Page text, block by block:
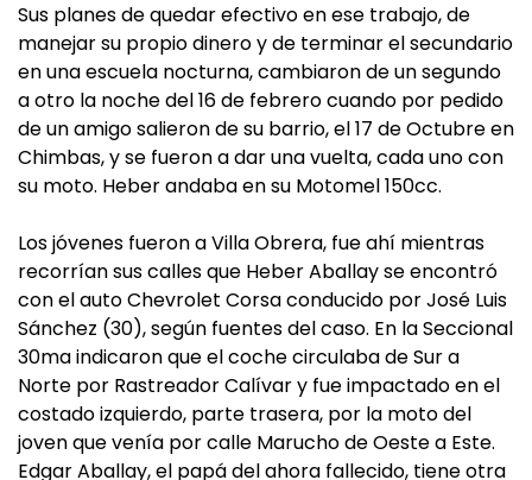
Sus planes de quedar efectivo en ese trabajo, de
manejar su propio dinero y de terminar el secundario
en una escuela nocturna, cambiaron de un segundo
a otro la noche del 16 de febrero cuando por pedido
de un amigo salieron de su barrio, el 17 de Octubre en
Chimbas, y se fueron a dar una vuelta, cada uno con
su moto. Heber andaba en su Motomel 150cc.
Los jóvenes fueron a Villa Obrera, fue ahí mientras
recorrían sus calles que Heber Aballay se encontró
con el auto Chevrolet Corsa conducido por José Luis
Sánchez (30), según fuentes del caso. En la Seccional
30ma indicaron que el coche circulaba de Sur a
Norte por Rastreador Calívar y fue impactado en el
costado izquierdo, parte trasera, por la moto del
joven que venía por calle Marucho de Oeste a Este.
Edgar Aballay, el papá del ahora fallecido, tiene otra